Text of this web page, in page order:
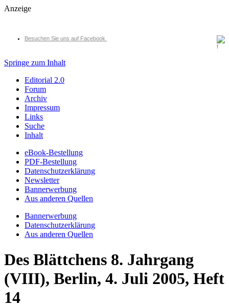
Anzeige
Besuchen Sie uns auf Facebook
Springe zum Inhalt
Editorial 2.0
Forum
Archiv
Impressum
Links
Suche
Inhalt
eBook-Bestellung
PDF-Bestellung
Datenschutzerklärung
Newsletter
Bannerwerbung
Aus anderen Quellen
Bannerwerbung
Datenschutzerklärung
Aus anderen Quellen
Des Blättchens 8. Jahrgang
(VIII), Berlin, 4. Juli 2005, Heft
14